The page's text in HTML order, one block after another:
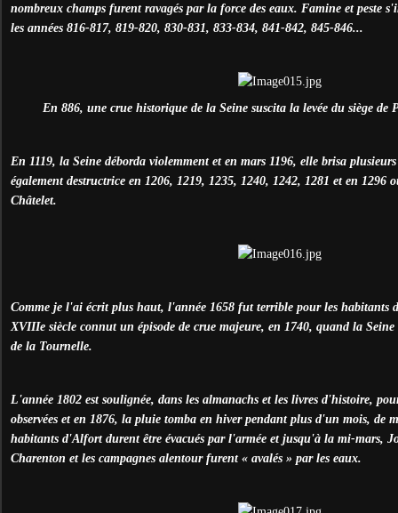
nombreux champs furent ravagés par la force des eaux. Famine et peste
les années 816-817, 819-820, 830-831, 833-834, 841-842, 845-846...
En 886, une crue historique de la Seine suscita la levée du siège de
En 1119, la Seine déborda violemment et en mars 1196, elle brisa
également destructrice en 1206, 1219, 1235, 1240, 1242, 1281 et en 1296
Châtelet.
Comme je l'ai écrit plus haut, l'année 1658 fut terrible pour les habitants
XVIIIe siècle connut un épisode de crue majeure, en 1740, quand la
de la Tournelle.
L'année 1802 est soulignée, dans les almanachs et les livres d'histoire,
observées et en 1876, la pluie tomba en hiver pendant plus d'un mois, de
habitants d'Alfort durent être évacués par l'armée et jusqu'à la mi-mars,
Charenton et les campagnes alentour furent « avalés » par les eaux.